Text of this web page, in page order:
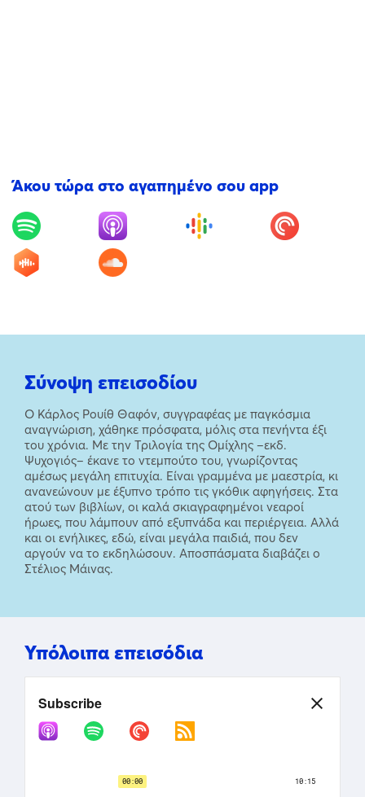
Άκου τώρα στο αγαπημένο σου app
Σύνοψη επεισοδίου
Ο Κάρλος Ρουίθ Θαφόν, συγγραφέας με παγκόσμια
αναγνώριση, χάθηκε πρόσφατα, μόλις στα πενήντα έξι
του χρόνια. Με την Τριλογία της Ομίχλης –εκδ.
Ψυχογιός– έκανε το ντεμπούτο του, γνωρίζοντας
αμέσως μεγάλη επιτυχία. Είναι γραμμένα με μαεστρία, κι
ανανεώνουν με έξυπνο τρόπο τις γκόθικ αφηγήσεις. Στα
ατού των βιβλίων, οι καλά σκιαγραφημένοι νεαροί
ήρωες, που λάμπουν από εξυπνάδα και περιέργεια. Αλλά
και οι ενήλικες, εδώ, είναι μεγάλα παιδιά, που δεν
αργούν να το εκδηλώσουν. Αποσπάσματα διαβάζει ο
Στέλιος Μάινας.
Υπόλοιπα επεισόδια